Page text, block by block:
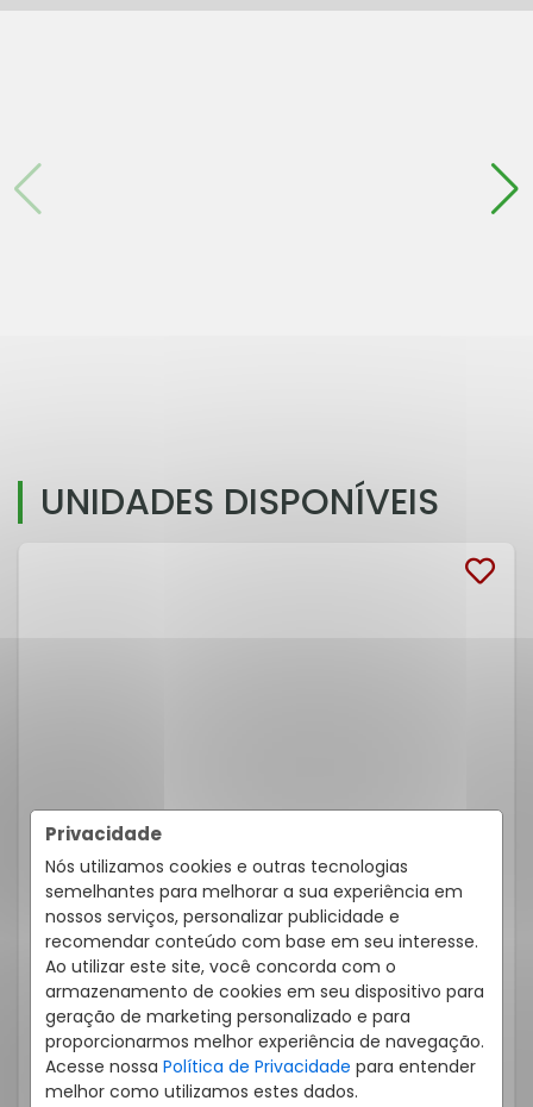
Privacidade
Nós utilizamos cookies e outras tecnologias
semelhantes para melhorar a sua experiência em
nossos serviços, personalizar publicidade e
recomendar conteúdo com base em seu interesse.
Ao utilizar este site, você concorda com o
armazenamento de cookies em seu dispositivo para
geração de marketing personalizado e para
proporcionarmos melhor experiência de navegação.
Acesse nossa Política de Privacidade para entender
melhor como utilizamos estes dados.
UNIDADES DISPONÍVEIS
TERRENO EM CONDOMÍNIO COSTEIRA 311M²
Rua Manoel Martins, 905, Costeira - Sao Jose Dos Pinhais
Residencial Life Garden Domingas Rocco
Cód.:633004076
Venda
R$ 253.400,00
311m²
Totais